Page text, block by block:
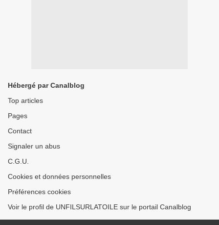
Hébergé par Canalblog
Top articles
Pages
Contact
Signaler un abus
C.G.U.
Cookies et données personnelles
Préférences cookies
Voir le profil de UNFILSURLATOILE sur le portail Canalblog